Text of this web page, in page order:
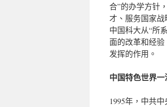
合”的办学方针
才、服务国家
中国科大从“所
面的改革和经
发挥的作用。
中国特色世界
1995年，中共